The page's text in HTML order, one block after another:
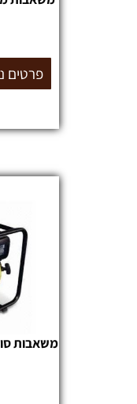
פרטים